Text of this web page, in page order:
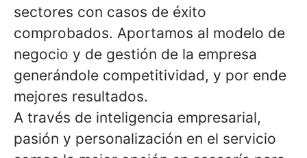
sectores con casos de éxito
comprobados. Aportamos al modelo de
negocio y de gestión de la empresa
generándole competitividad, y por ende
mejores resultados.
A través de inteligencia empresarial,
pasión y personalización en el servicio